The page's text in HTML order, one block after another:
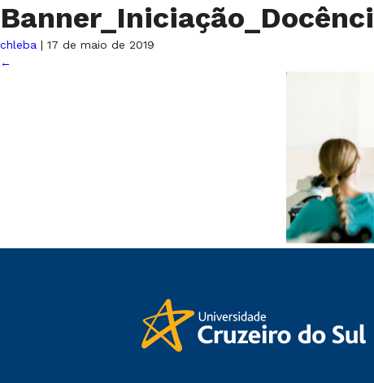
chleba | 17 de maio de 2019
←